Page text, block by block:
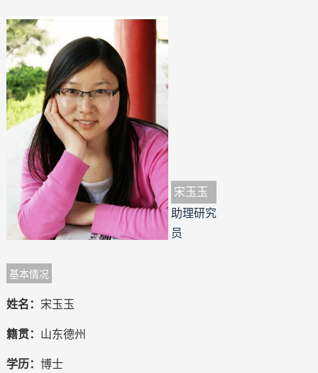
宋玉玉
助理研究
员
基本情况
姓名： 宋玉玉
籍贯： 山东德州
学历： 博士